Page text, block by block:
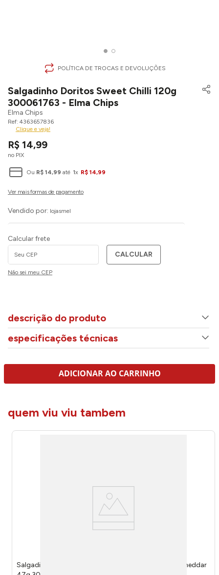
POLÍTICA DE TROCAS E DEVOLUÇÕES
Salgadinho Doritos Sweet Chilli 120g
300061763 - Elma Chips
Elma Chips
4363657836
Clique e veja!
R$ 14,99
no PIX
Ou R$ 14,99 até 1x R$ 14,99
Vendido por: lojasmel
Calcular frete
CALCULAR
Não sei meu CEP
descrição do produto
especificações técnicas
ADICIONAR AO CARRINHO
quem viu viu tambem
Salgadinho de Milho Crunchy Cheetos Super Queijo Cheddar